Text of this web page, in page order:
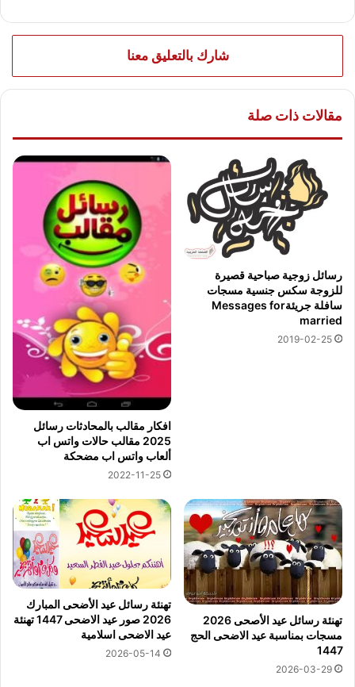
شارك بالتعليق معنا
مقالات ذات صلة
رسائل زوجية صباحية قصيرة
للزوجة سكس جنسية مسجات
سافلة جريئةMessages for
married
2019-02-25
افكار مقالب بالمحادثات رسائل
2025 مقالب حالات واتس اب
ألعاب واتس اب مضحكة
2022-11-25
تهنئة رسائل عيد الأصحى 2026
مسجات بمناسبة عيد الاضحى الحج
1447
2026-03-29
تهنئة رسائل عيد الأضحى المبارك
2026 صور عيد الاضحى 1447 تهنئة
عيد الاضحى اسلامية
2026-05-14